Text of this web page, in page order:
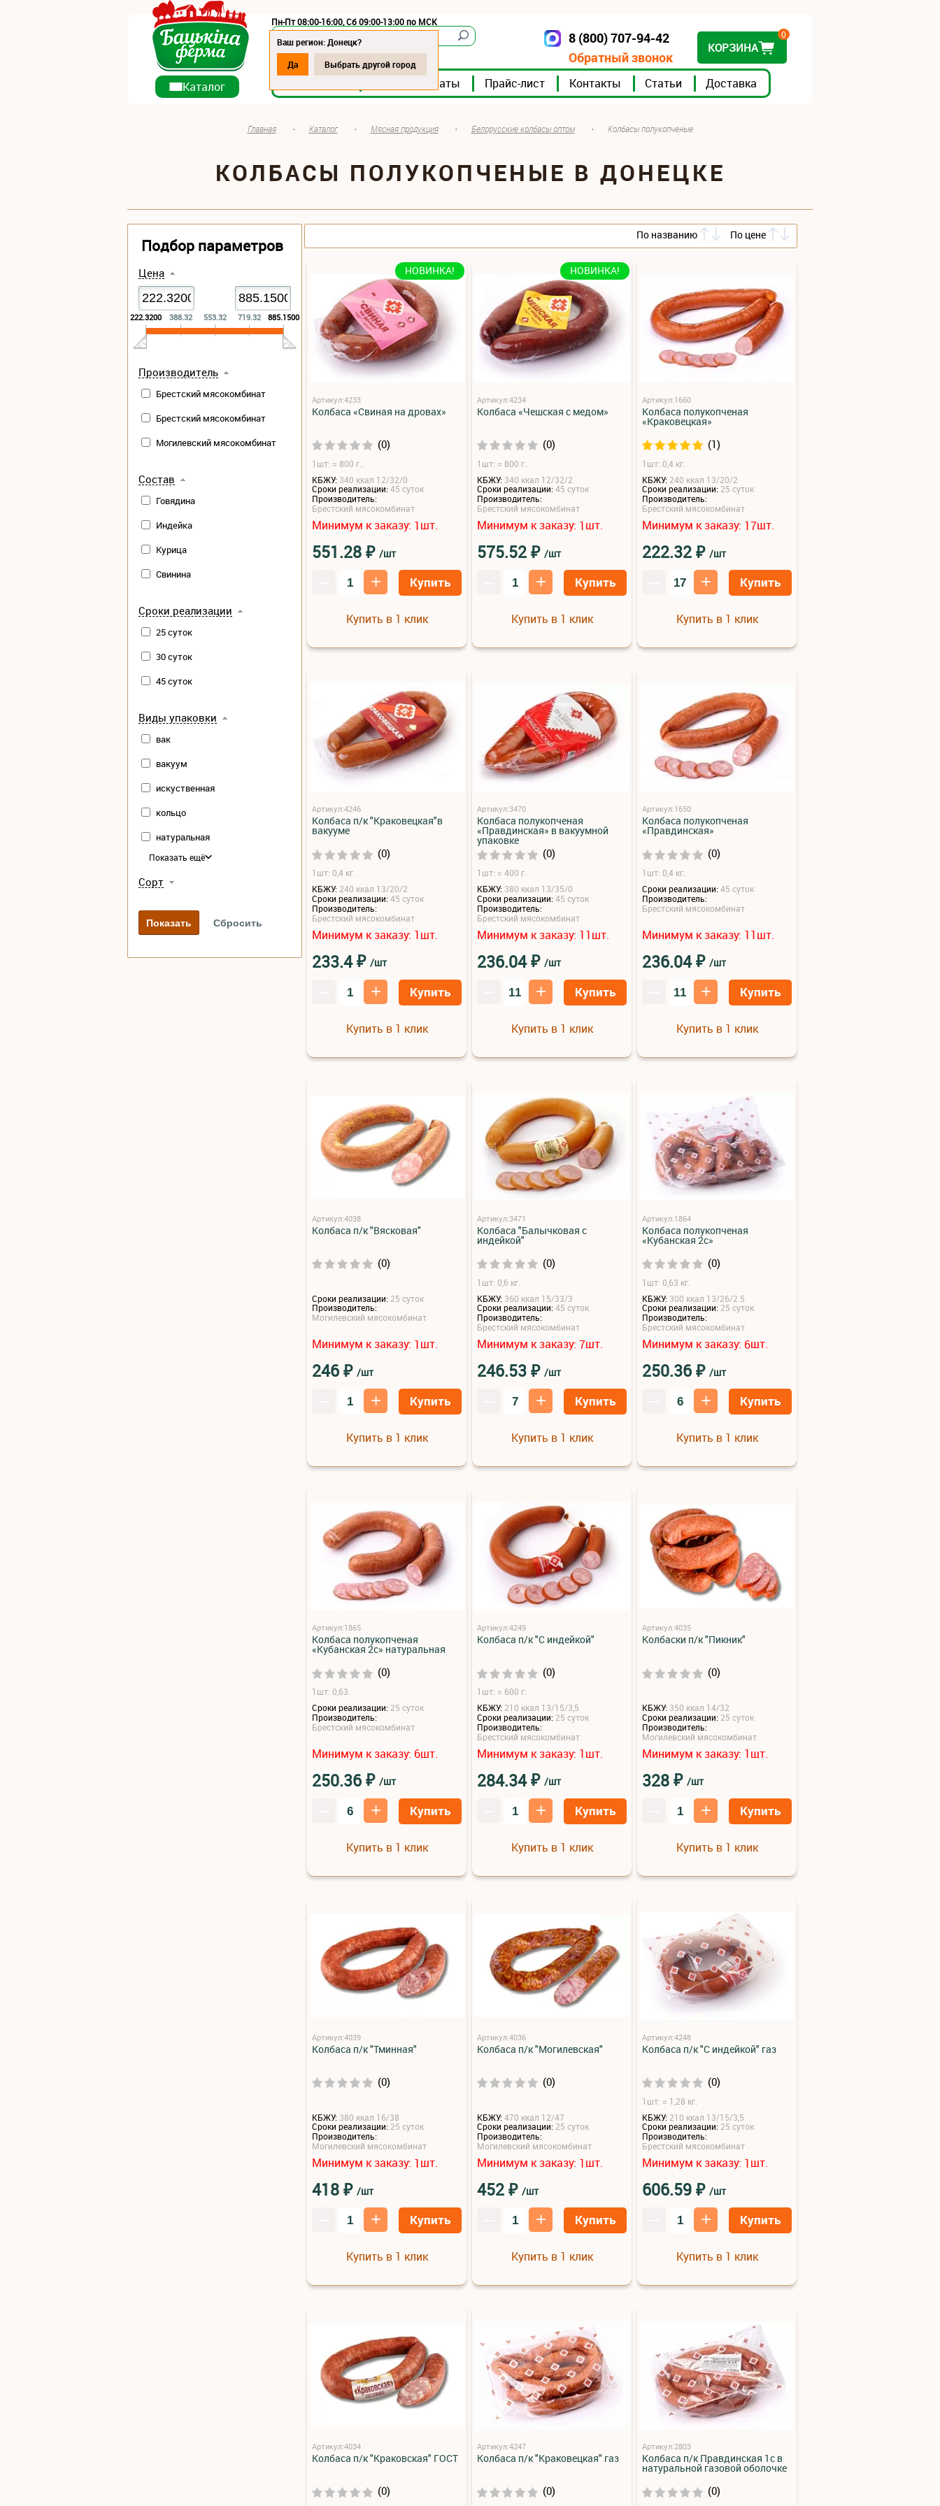
Пн-Пт 08:00-16:00, Сб 09:00-13:00 по МСК
Мясокомбинаты Прайс-лист Контакты Статьи Доставка
8 (800) 707-94-42
Обратный звонок
КОРЗИНА
0
Ваш регион: Донецк?
Да
Выбрать другой город
Каталог
Главная • Каталог • Мясная продукция • Белорусские колбасы оптом • Колбасы полукопченые
КОЛБАСЫ ПОЛУКОПЧЕНЫЕ В ДОНЕЦКЕ
Подбор параметров
Цена
222.3200 388.32 553.32 719.32 885.1500
Производитель
Брестский мясокомбинат
Брестский мясокомбинат
Могилевский мясокомбинат
Состав
Говядина
Индейка
Курица
Свинина
Сроки реализации
25 суток
30 суток
45 суток
Виды упаковки
вак
вакуум
искуственная
кольцо
натуральная
Показать ещё
Сорт
По названию По цене
НОВИНКА!
Артикул:4233
Колбаса «Свиная на дровах»
(0)
1шт: ≈ 800 г..
КБЖУ: 340 ккал 12/32/0
Сроки реализации:45 суток
Производитель:
Брестский мясокомбинат
Минимум к заказу: 1шт.
551.28₽ /шт
+ Купить
Купить в 1 клик
НОВИНКА!
Артикул:4234
Колбаса «Чешская с медом»
(0)
1шт: ≈ 800 г..
КБЖУ: 340 ккал 12/32/2
Сроки реализации:45 суток
Производитель:
Брестский мясокомбинат
Минимум к заказу: 1шт.
575.52₽ /шт
+ Купить
Купить в 1 клик
Артикул:1660
Колбаса полукопченая
«Краковецкая»
(1)
1шт: 0,4 кг.
КБЖУ: 240 ккал 13/20/2
Сроки реализации:25 суток
Производитель:
Брестский мясокомбинат
Минимум к заказу: 17шт.
222.32₽ /шт
+ Купить
Купить в 1 клик
Артикул:4246
Колбаса п/к "Краковецкая"в
вакууме
(0)
1шт: 0,4 кг.
КБЖУ: 240 ккал 13/20/2
Сроки реализации:45 суток
Производитель:
Брестский мясокомбинат
Минимум к заказу: 1шт.
233.4₽ /шт
+ Купить
Купить в 1 клик
Артикул:3470
Колбаса полукопченая
«Правдинская» в вакуумной
упаковке
(0)
1шт: ≈ 400 г.
КБЖУ: 380 ккал 13/35/0
Сроки реализации:45 суток
Производитель:
Брестский мясокомбинат
Минимум к заказу: 11шт.
236.04₽ /шт
+ Купить
Купить в 1 клик
Артикул:1650
Колбаса полукопченая
«Правдинская»
(0)
1шт: 0,4 кг.
Сроки реализации:45 суток
Производитель:
Брестский мясокомбинат
Минимум к заказу: 11шт.
236.04₽ /шт
+ Купить
Купить в 1 клик
Артикул:4038
Колбаса п/к "Вясковая"
(0)
Сроки реализации: 25 суток
Производитель:
Могилевский мясокомбинат
Минимум к заказу: 1шт.
246₽ /шт
+ Купить
Купить в 1 клик
Артикул:3471
Колбаса "Балычковая с
индейкой"
(0)
1шт: 0,6 кг.
КБЖУ: 360 ккал 15/33/3
Сроки реализации:45 суток
Производитель:
Брестский мясокомбинат
Минимум к заказу: 7шт.
246.53₽ /шт
+ Купить
Купить в 1 клик
Артикул:1864
Колбаса полукопченая
«Кубанская 2с»
(0)
1шт: 0,63 кг.
КБЖУ: 300 ккал 13/26/2.5
Сроки реализации:25 суток
Производитель:
Брестский мясокомбинат
Минимум к заказу: 6шт.
250.36₽ /шт
+ Купить
Купить в 1 клик
Артикул:1865
Колбаса полукопченая
«Кубанская 2с» натуральная
(0)
1шт: 0,63.
Сроки реализации: 25 суток
Производитель:
Брестский мясокомбинат
Минимум к заказу: 6шт.
250.36₽ /шт
+ Купить
Купить в 1 клик
Артикул:4249
Колбаса п/к "С индейкой"
(0)
1шт: ≈ 600 г.
КБЖУ: 210 ккал 13/15/3,5
Сроки реализации: 25 суток
Производитель:
Брестский мясокомбинат
Минимум к заказу: 1шт.
284.34₽ /шт
+ Купить
Купить в 1 клик
Артикул:4035
Колбаски п/к "Пикник"
(0)
КБЖУ: 350 ккал 14/32
Сроки реализации: 25 суток
Производитель:
Могилевский мясокомбинат
Минимум к заказу: 1шт.
328₽ /шт
+ Купить
Купить в 1 клик
Артикул:4039
Колбаса п/к "Тминная"
(0)
КБЖУ: 380 ккал 16/38
Сроки реализации:25 суток
Производитель:
Могилевский мясокомбинат
Минимум к заказу: 1шт.
418₽ /шт
+ Купить
Купить в 1 клик
Артикул:4036
Колбаса п/к "Могилевская"
(0)
КБЖУ:470 ккал 12/47
Сроки реализации:25 суток
Производитель:
Могилевский мясокомбинат
Минимум к заказу: 1шт.
452₽ /шт
+ Купить
Купить в 1 клик
Артикул:4248
Колбаса п/к "С индейкой" газ
(0)
1шт: ≈ 1,28 кг.
КБЖУ: 210 ккал 13/15/3,5
Сроки реализации:25 суток
Производитель:
Брестский мясокомбинат
Минимум к заказу: 1шт.
606.59₽ /шт
+ Купить
Купить в 1 клик
Артикул:4034
Колбаса п/к "Краковская" ГОСТ
(0)
Артикул:4247
Колбаса п/к "Краковецкая" газ
(0)
Артикул:2803
Колбаса п/к Правдинская 1с в
натуральной газовой оболочке
(0)